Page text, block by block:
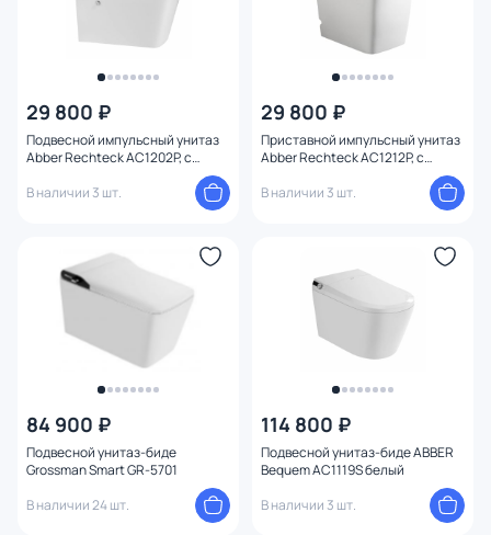
29 800 ₽
Подвесной импульсный унитаз
Abber Rechteck AC1202P, с
В наличии 3 шт.
29 800 ₽
Приставной импульсный унитаз
Abber Rechteck AC1212P, с
В наличии 3 шт.
84 900 ₽
Подвесной унитаз-биде
Grossman Smart GR-5701
В наличии 24 шт.
114 800 ₽
Подвесной унитаз-биде ABBER
Bequem AC1119S белый
В наличии 3 шт.
Тип монтажа
Страна
Материал
Форма
Длина (см)
Сиденье